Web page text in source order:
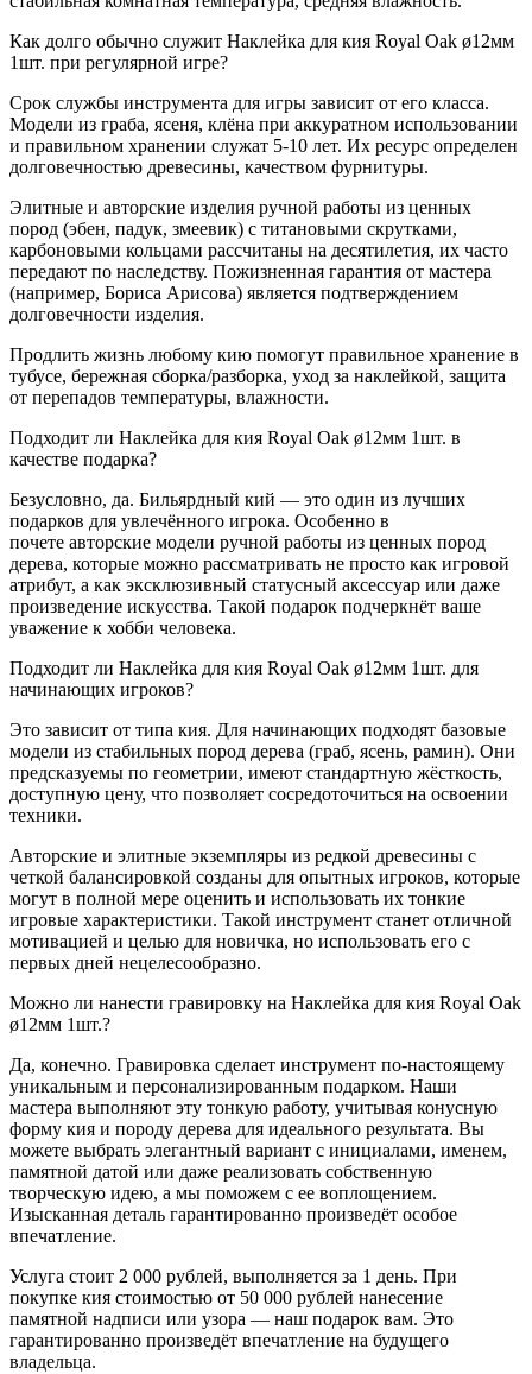
Как долго обычно служит Наклейка для кия Royal Oak ø12мм
1шт. при регулярной игре?
Срок службы инструмента для игры зависит от его класса.
Модели из граба, ясеня, клёна при аккуратном использовании
и правильном хранении служат 5-10 лет. Их ресурс определен
долговечностью древесины, качеством фурнитуры.
Элитные и авторские изделия ручной работы из ценных
пород (эбен, падук, змеевик) с титановыми скрутками,
карбоновыми кольцами рассчитаны на десятилетия, их часто
передают по наследству. Пожизненная гарантия от мастера
(например, Бориса Арисова) является подтверждением
долговечности изделия.
Продлить жизнь любому кию помогут правильное хранение в
тубусе, бережная сборка/разборка, уход за наклейкой, защита
от перепадов температуры, влажности.
Подходит ли Наклейка для кия Royal Oak ø12мм 1шт. в
качестве подарка?
Безусловно, да. Бильярдный кий — это один из лучших
подарков для увлечённого игрока. Особенно в
почете авторские модели ручной работы из ценных пород
дерева, которые можно рассматривать не просто как игровой
атрибут, а как эксклюзивный статусный аксессуар или даже
произведение искусства. Такой подарок подчеркнёт ваше
уважение к хобби человека.
Подходит ли Наклейка для кия Royal Oak ø12мм 1шт. для
начинающих игроков?
Это зависит от типа кия. Для начинающих подходят базовые
модели из стабильных пород дерева (граб, ясень, рамин). Они
предсказуемы по геометрии, имеют стандартную жёсткость,
доступную цену, что позволяет сосредоточиться на освоении
техники.
Авторские и элитные экземпляры из редкой древесины с
четкой балансировкой созданы для опытных игроков, которые
могут в полной мере оценить и использовать их тонкие
игровые характеристики. Такой инструмент станет отличной
мотивацией и целью для новичка, но использовать его с
первых дней нецелесообразно.
Можно ли нанести гравировку на Наклейка для кия Royal Oak
ø12мм 1шт.?
Да, конечно. Гравировка сделает инструмент по-настоящему
уникальным и персонализированным подарком. Наши
мастера выполняют эту тонкую работу, учитывая конусную
форму кия и породу дерева для идеального результата. Вы
можете выбрать элегантный вариант с инициалами, именем,
памятной датой или даже реализовать собственную
творческую идею, а мы поможем с ее воплощением.
Изысканная деталь гарантированно произведёт особое
впечатление.
Услуга стоит 2 000 рублей, выполняется за 1 день. При
покупке кия стоимостью от 50 000 рублей нанесение
памятной надписи или узора — наш подарок вам. Это
гарантированно произведёт впечатление на будущего
владельца.